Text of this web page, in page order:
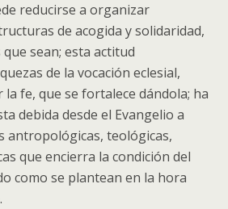
reducirse a organizar
de acogida y solidaridad,
sean; esta actitud
de la vocación eclesial,
fe, que se fortalece dándola; ha
debida desde el Evangelio a
antropológicas, teológicas,
que encierra la condición del
como se plantean en la hora